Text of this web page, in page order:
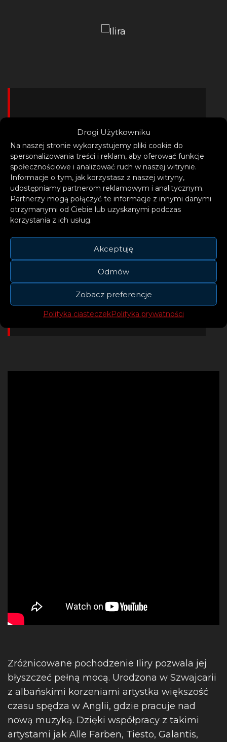
Drogi Użytkowniku
Na naszej stronie wykorzystujemy pliki cookie do
spersonalizowania treści i reklam, aby oferować funkcje
społecznościowe i analizować ruch w naszej witrynie.
Informacje o tym, jak korzystasz z naszej witryny,
udostępniamy partnerom reklamowym i analitycznym.
Partnerzy mogą połączyć te informacje z innymi danymi
otrzymanymi od Ciebie lub uzyskanymi podczas
korzystania z ich usług.
Akceptuję
Odmów
Zobacz preferencje
Polityka ciasteczekPolityka prywatności
piosenka, której nie można
brać zbyt poważnie; opowiada
o rozstaniu i znalezieniu w
sobie siły w nowym
samotnym życiu! Mam więc
nadzieję, że zadziała tak na
wszystkich słuchaczy! To
radosny utwór, który jest dla
mnie trochę popowym
odrodzeniem!
– mówi Ilira
Zróżnicowane pochodzenie Iliry pozwala jej
błyszczeć pełną mocą. Urodzona w Szwajcarii
z albańskimi korzeniami artystka większość
czasu spędza w Anglii, gdzie pracuje nad
nową muzyką. Dzięki współpracy z takimi
artystami jak Alle Farben, Tiesto, Galantis,